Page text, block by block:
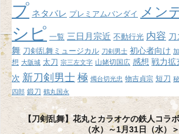
プ ネタバレ プレミアムバンダイ メン
シピ 一覧 三日月宗近 不動行光 内容 刀
舞 刀剣乱舞ミュージカル 刀剣男士 初心者向け
想 大阪城 太刀 宗三左文字 山姥切国広 感想 戦力拡
次 新刀剣男士 極 燭台切光忠 物吉貞宗 短刀
四郎 鍛刀 鶴丸国永
【刀剣乱舞】花丸とカラオケの鉄人コラ
（水）～1月31日（水）＞